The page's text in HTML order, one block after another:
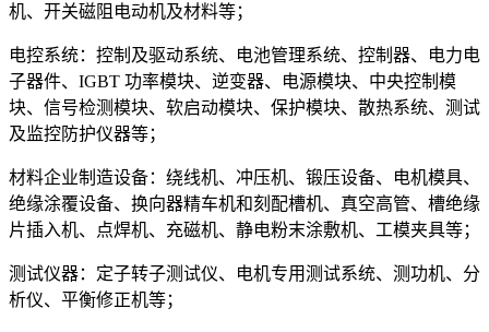
机、开关磁阻电动机及材料等；
电控系统：控制及驱动系统、电池管理系统、控制器、电力电
子器件、IGBT 功率模块、逆变器、电源模块、中央控制模
块、信号检测模块、软启动模块、保护模块、散热系统、测试
及监控防护仪器等；
材料企业制造设备：绕线机、冲压机、锻压设备、电机模具、
绝缘涂覆设备、换向器精车机和刻配槽机、真空高管、槽绝缘
片插入机、点焊机、充磁机、静电粉末涂敷机、工模夹具等；
测试仪器：定子转子测试仪、电机专用测试系统、测功机、分
析仪、平衡修正机等；